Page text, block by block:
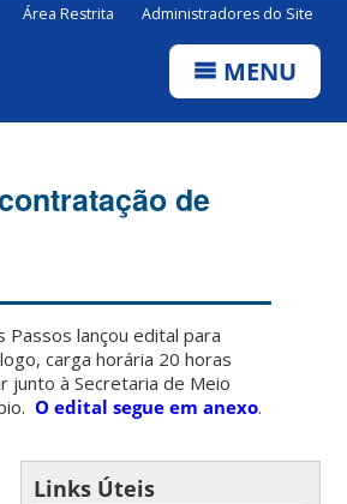
Área Restrita Administradores do Site
MENU
de
lançou edital para
carga horária 20 horas
junto à Secretaria de Meio
O edital segue em anexo.
Links Úteis